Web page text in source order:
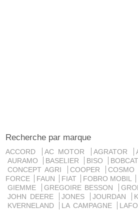
Recherche par marque
ACCORD AC MOTOR AGRATOR
AURAMO
BASELIER BISO BOBCAT
CONCEPT AGRI
COOPER COSMO
FORCE
FAUN FIAT FOBRO MOBIL
GIEMME
GREGOIRE BESSON
JOHN DEERE
JONES JOURDAN
KVERNELAND
LA CAMPAGNE